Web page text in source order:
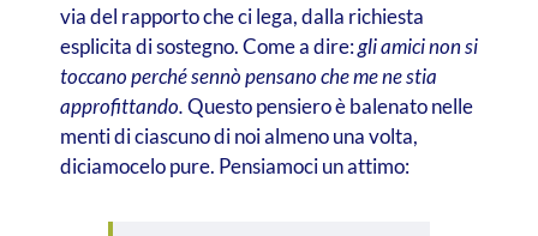
via del rapporto che ci lega, dalla richiesta
esplicita di sostegno. Come a dire:gli amici non si
toccano perché sennò pensano che me ne stia
approfittando.Questo pensiero è balenato nelle
menti di ciascuno di noi almeno una volta,
diciamocelo pure. Pensiamoci un attimo: